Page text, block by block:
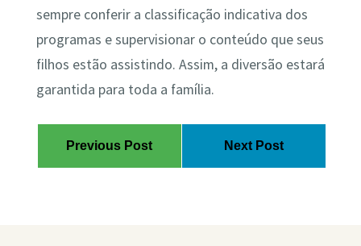
sempre conferir a classificação indicativa dos
programas e supervisionar o conteúdo que seus
filhos estão assistindo. Assim, a diversão estará
garantida para toda a família.
Previous Post Next Post